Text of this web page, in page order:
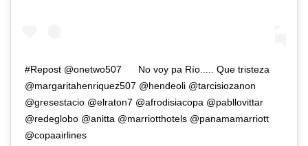
#Repost @onetwo507      No voy pa Río..... Que tristeza
@margaritahenriquez507 @hendeoli @tarcisiozanon
@gresestacio @elraton7 @afrodisiacopa @pabllovittar
@redeglobo @anitta @marriotthotels @panamamarriott
@copaairlines